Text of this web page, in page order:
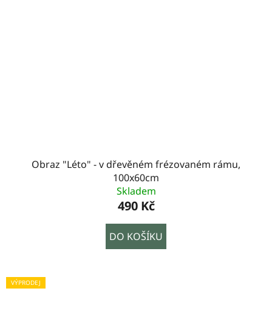
Obraz "Léto" - v dřevěném frézovaném rámu,
100x60cm
Skladem
490 Kč
DO KOŠÍKU
VÝPRODEJ